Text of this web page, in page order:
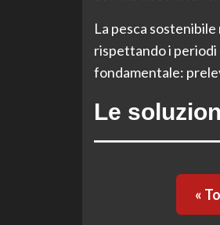
La pesca
rispettando i periodi
fondamentale:
Le
«